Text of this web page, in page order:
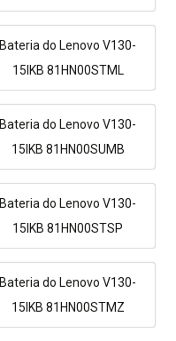
Bateria do Lenovo V130-
15IKB 81HN00STML
Bateria do Lenovo V130-
15IKB 81HN00SUMB
Bateria do Lenovo V130-
15IKB 81HN00STSP
Bateria do Lenovo V130-
15IKB 81HN00STMZ